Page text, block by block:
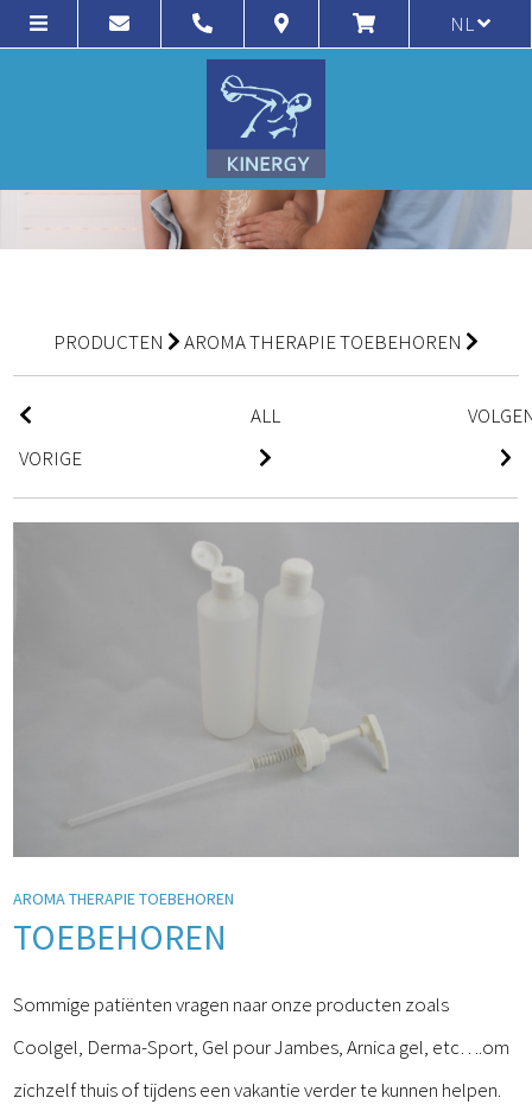
NL
PRODUCTEN AROMA THERAPIE TOEBEHOREN
VORIGE
ALL
AROMA THERAPIE TOEBEHOREN
TOEBEHOREN
Sommige patiënten vragen naar onze producten zoals
Coolgel, Derma-Sport, Gel pour Jambes, Arnica gel, etc….om
zichzelf thuis of tijdens een vakantie verder te kunnen helpen.